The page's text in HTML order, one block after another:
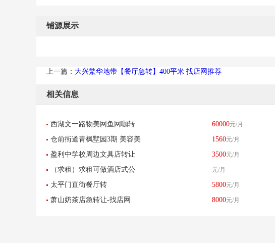
铺源展示
上一篇： 大兴繁华地带【餐厅急转】400平米 找店网推荐
相关信息
西湖文一路物美网鱼网咖转
让-找店网重点推荐
60000元/月
仓前街道青枫墅园3期 美容美
发
1560元/月
盈利中学校周边文具店转让 3500元/月
（求租）求租可做酒店式公
寓物业
元/月
太平门直街餐厅转 5800元/月
萧山奶茶店急转让-找店网 8000元/月